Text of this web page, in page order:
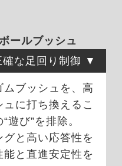
ールブッシュ
な足回り制御
ブッシュを、高
に打ち換えるこ
遊び”を排除。
と高い応答性を
と直進安定性を